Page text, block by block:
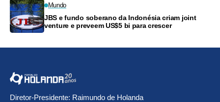
Mundo
JBS e fundo soberano da Indonésia criam joint
venture e preveem US$5 bi para crescer
Diretor-Presidente: Raimundo de Holanda